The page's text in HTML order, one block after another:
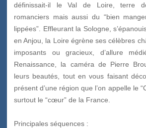
définissait-il le Val de Loire, terre
romanciers mais aussi du “bien
lippées”. Effleurant la Sologne,
en Anjou, la Loire égrène ses célèbres
imposants ou gracieux, d’allure
Renaissance, la caméra de Pierre
leurs beautés, tout en vous faisant
présent d’une région que l’on appelle le
surtout le “cœur” de la France.
Principales séquences :